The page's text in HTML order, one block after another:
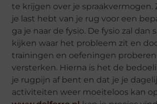
te krijgen over je spraakvermogen.
je last hebt van je rug voor een
ga je naar de fysio. De fysio zal dan
kijken waar het probleem zit en
trainingen en oefeningen
versterken. Hierna is het de
je rugpijn af bent en dat je je
activiteiten weer moeiteloos kan